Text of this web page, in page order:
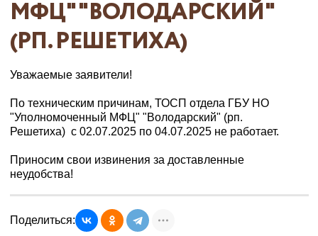
МФЦ" "ВОЛОДАРСКИЙ"
(РП. РЕШЕТИХА)
Уважаемые заявители!
По техническим причинам, ТОСП отдела ГБУ НО
"Уполномоченный МФЦ" "Володарский" (рп.
Решетиха) с 02.07.2025 по 04.07.2025 не работает.
Приносим свои извинения за доставленные
неудобства!
Поделиться: